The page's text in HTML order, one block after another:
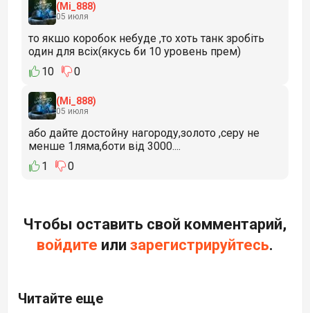
(Mi_888)
05 июля
то якшо коробок небуде ,то хоть танк зробіть
один для всіх(якусь би 10 уровень прем)
10
0
(Mi_888)
05 июля
або дайте достойну нагороду,золото ,серу не
менше 1ляма,боти від 3000....
1
0
Чтобы оставить свой комментарий,
войдите или зарегистрируйтесь.
Читайте еще